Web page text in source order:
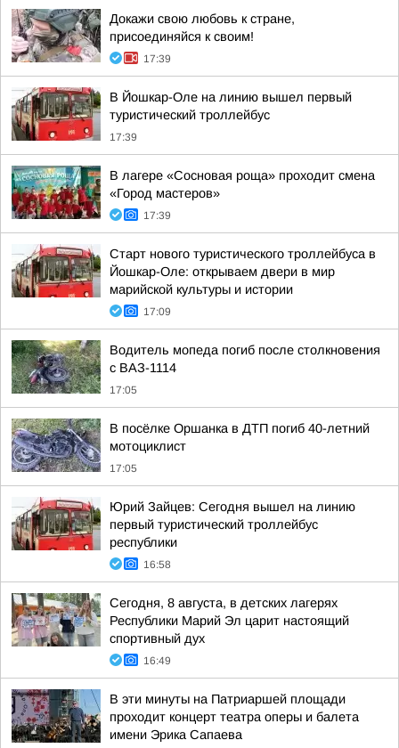
Докажи свою любовь к стране,
присоединяйся к своим!
17:39
В Йошкар-Оле на линию вышел первый
туристический троллейбус
17:39
В лагере «Сосновая роща» проходит смена
«Город мастеров»
17:39
Старт нового туристического троллейбуса в
Йошкар-Оле: открываем двери в мир
марийской культуры и истории
17:09
Водитель мопеда погиб после столкновения
с ВАЗ-1114
17:05
В посёлке Оршанка в ДТП погиб 40-летний
мотоциклист
17:05
Юрий Зайцев: Сегодня вышел на линию
первый туристический троллейбус
республики
16:58
Сегодня, 8 августа, в детских лагерях
Республики Марий Эл царит настоящий
спортивный дух
16:49
В эти минуты на Патриаршей площади
проходит концерт театра оперы и балета
имени Эрика Сапаева